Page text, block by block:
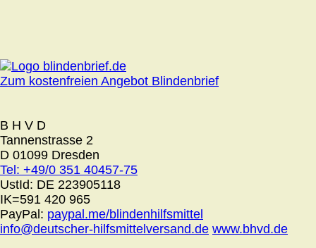
Zum kostenfreien Angebot Blindenbrief
B H V D
Tannenstrasse 2
D 01099 Dresden
Tel: +49/0 351 40457-75
UstId: DE 223905118
IK=591 420 965
PayPal: paypal.me/blindenhilfsmittel
info@deutscher-hilfsmittelversand.de www.bhvd.de